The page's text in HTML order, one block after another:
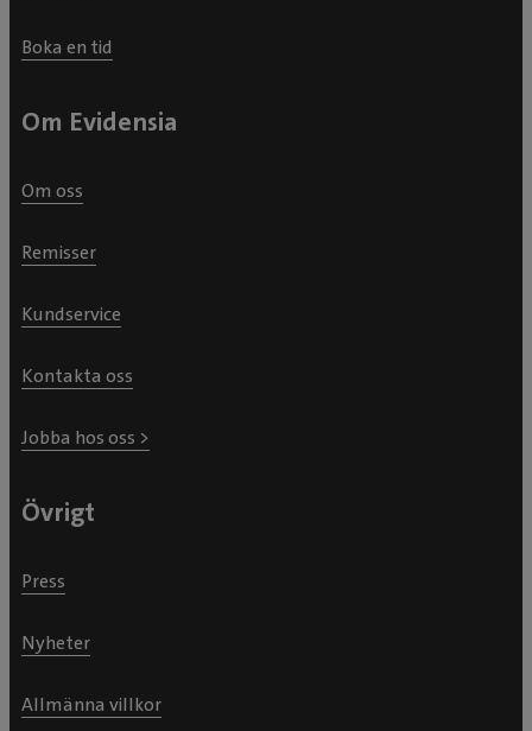
Boka en tid
Om Evidensia
Om oss
Remisser
Kundservice
Kontakta oss
Jobba hos oss >
Övrigt
Press
Nyheter
Allmänna villkor